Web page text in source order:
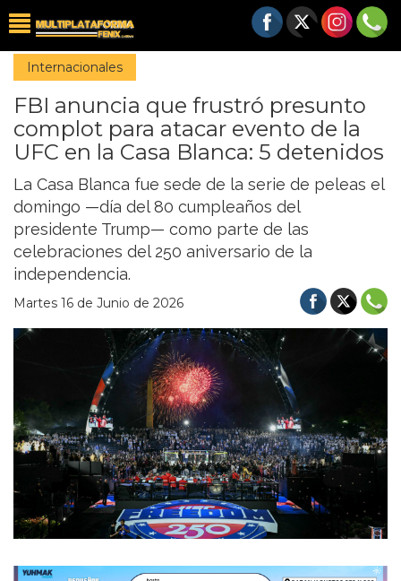
Internacionales
FBI anuncia que frustró presunto
complot para atacar evento de la
UFC en la Casa Blanca: 5 detenidos
La Casa Blanca fue sede de la serie de peleas el
domingo —día del 80 cumpleaños del
presidente Trump— como parte de las
celebraciones del 250 aniversario de la
independencia.
Martes 16 de Junio de 2026